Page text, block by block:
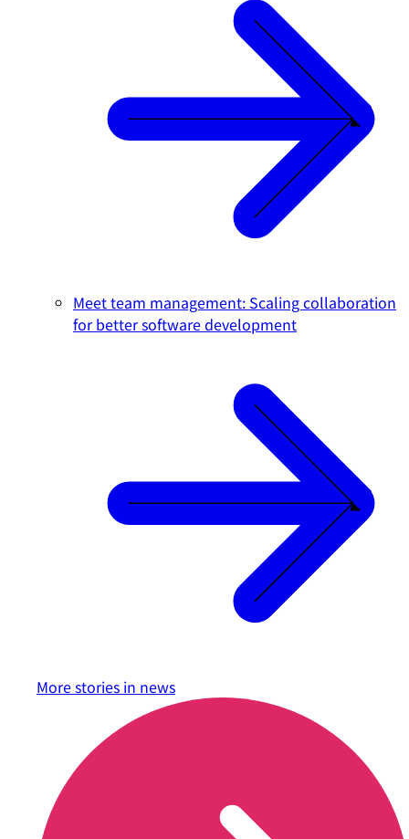
Meet team management: Scaling collaboration
for better software development
More stories in news